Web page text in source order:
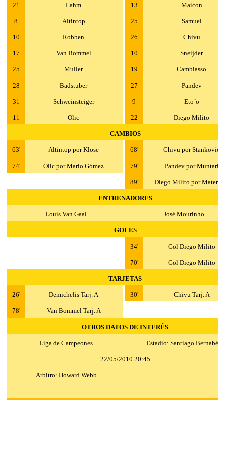
21 Lahm
8 Altintop
10 Robben
17 Van Bommel
25 Muller
28 Badstuber
31 Schweinsteiger
11 Olic
13 Maicon
25 Samuel
26 Chivu
10 Sneijder
19 Cambiasso
27 Pandev
9 Eto´o
22 Diego Milito
CAMBIOS
63' Altintop por Klose
74' Olic por Mario Gómez
68' Chivu por Stankovic
79' Pandev por Muntari
89' Diego Milito por
ENTRENADORES
Louis Van Gaal José Mourinho
GOLES
34' Gol Diego Milito
70' Gol Diego Milito
TARJETAS
26' Demichelis Tarj. A
78' Van Bommel Tarj. A
30' Chivu Tarj. A
OTROS DATOS DE INTERÉS
Liga de Campeones Estadio: Santiago Bernabéu
22/05/2010 20:45
Arbitro: Howard Webb